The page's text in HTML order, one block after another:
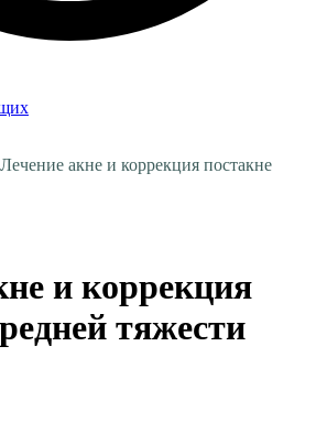
Лечение акне и коррекция постакне
и коррекция
тяжести